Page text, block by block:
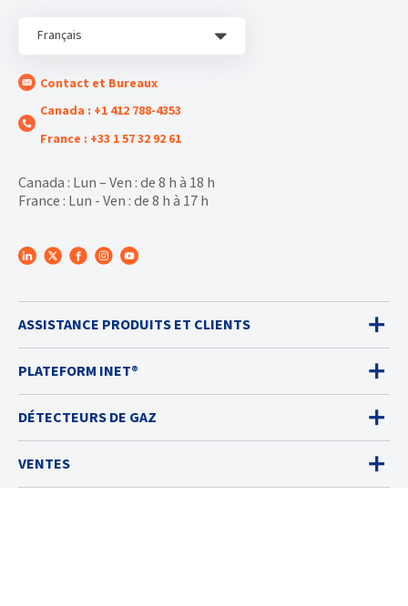
Français
Contact et Bureaux
Canada : +1 412 788-4353
France : +33 1 57 32 92 61
Canada : Lun – Ven : de 8 h à 18 h
France : Lun - Ven : de 8 h à 17 h
ASSISTANCE PRODUITS ET CLIENTS
PLATEFORM INET®
DÉTECTEURS DE GAZ
VENTES